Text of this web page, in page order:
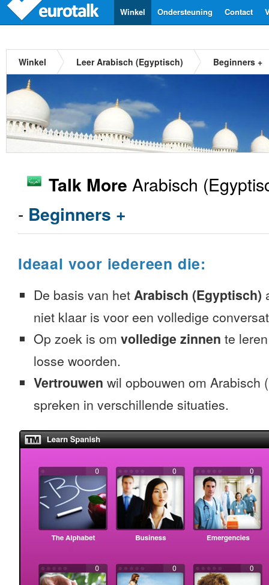
Contact
Ondersteuning
Winkel
Winkel Leer Arabisch (Egyptisch) Beginners +
Talk More Arabisch
- Beginners +
Ideaal voor iedereen die:
De basis van het Arabisch (Egyptisch)
niet klaar is voor een volledige
Op zoek is om volledige zinnen te
losse woorden.
Vertrouwen wil opbouwen om Arabisch
spreken in verschillende situaties.